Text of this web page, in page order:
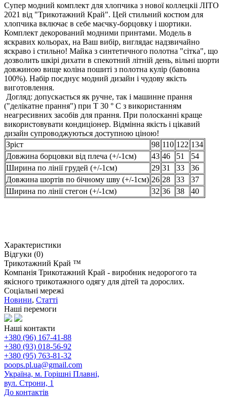
Супер модний комплект для хлопчика з нової коллецкіі ЛІТО
2021 від "Трикотажний Край". Цей стильний костюм для
хлопчика включає в себе маєчку-борцовку і шортики.
Комплект декорований модними принтами. Модель в
яскравих кольорах, на Ваш вибір, виглядає надзвичайно
яскраво і стильно! Майка з синтетичного полотна "сітка", що
дозволить шкірі дихати в спекотний літній день, вільні шорти
довжиною вище коліна пошиті з полотна кулір (бавовна
100%). Набір поєднує модний дизайн і чудову якість
виготовлення.
Догляд: допускається як ручне, так і машинне прання
("делікатне прання") при Т 30 ° С з використанням
неагресивних засобів для прання. При полосканні краще
використовувати кондиціонер. Відмінна якість і цікавий
дизайн супроводжуються доступною ціною!
Зріст
98 110 122 134
Довжина борцовки від плеча (+/-1см)
43 46 51
54
Ширина по лінії грудей (+/-1см)
29 31 33
36
Довжина шортів по бічному шву (+/-1см) 26 28 33
37
Ширина по лінії стегон (+/-1см)
32 36 38 40
Характеристики
Відгуки (0)
Трикотажний Край ™
Компанія Трикотажний Край - виробник недорогого та
якісного трикотажного одягу для дітей та дорослих.
Соціальні мережі
Новини, Статті
Наші перемоги
Наші контакти
+380 (96) 167-41-88
+380 (93) 018-56-92
+380 (95) 763-81-32
poops.pl.ua@gmail.com
Україна, м. Горішні Плавні,
вул. Строни, 1
До контактів